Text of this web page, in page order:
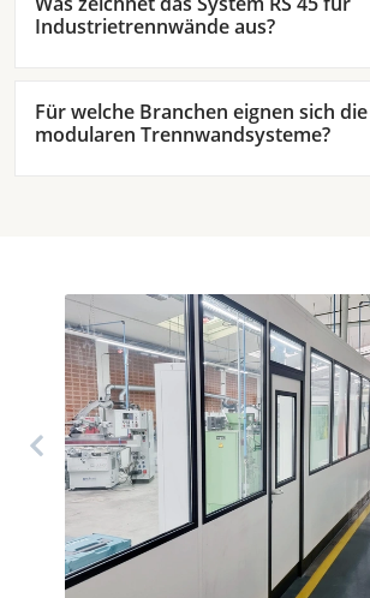
Industrietrennwände aus?
Für welche Branchen eignen sich die
modularen Trennwandsysteme?